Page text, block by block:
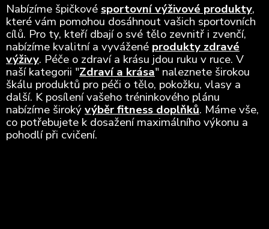
Nabízíme špičkové sportovní výživové produkty,
které vám pomohou dosáhnout vašich sportovních
cílů. Pro ty, kteří dbají o své tělo zevnitř i zvenčí,
nabízíme kvalitní a vyvážené produkty zdravé
výživy. Péče o zdraví a krásu jdou ruku v ruce. V
naší kategorii "Zdraví a krása" naleznete širokou
škálu produktů pro péči o tělo, pokožku, vlasy a
další. K posílení vašeho tréninkového plánu
nabízíme širokývýběr fitness doplňků. Máme vše,
co potřebujete k dosažení maximálního výkonu a
pohodlí při cvičení.